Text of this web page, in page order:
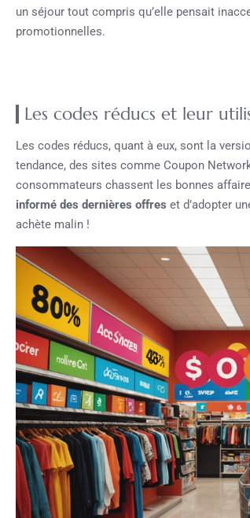
un séjour tout compris qu’elle pensait
promotionnelles.
Les codes réducs et leur
Les codes réducs, quant à eux, sont la
tendance, des sites comme Coupon
consommateurs chassent les bonnes
informé des dernières offres et d’adopter
achète malin !